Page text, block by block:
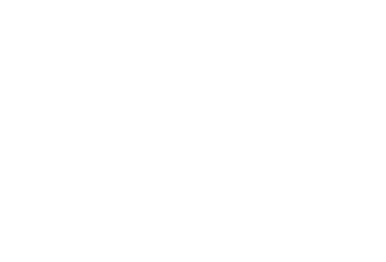
juni naar de pasdag om een shirt of